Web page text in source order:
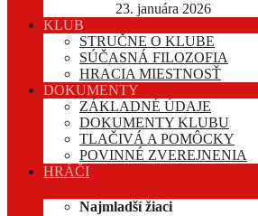
23. januára 2026
KLUB
STRUČNE O KLUBE
SÚČASNÁ FILOZOFIA
HRACIA MIESTNOSŤ
DOKUMENTY
ZÁKLADNÉ ÚDAJE
DOKUMENTY KLUBU
TLAČIVÁ A POMÔCKY
POVINNÉ ZVEREJNENIA
HRÁČI
Najmladší žiaci